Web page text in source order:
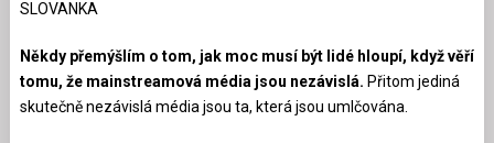
SLOVANKA
Někdy přemýšlím o tom, jak moc musí být lidé hloupí, když věří
tomu, že mainstreamová média jsou nezávislá. Přitom jediná
skutečně nezávislá média jsou ta, která jsou umlčována.